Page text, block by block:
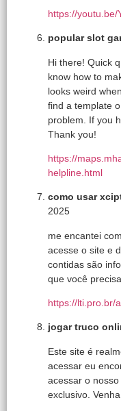
https://youtu.be/
popular slot
Hi there! Quick
know how to
looks weird
find a template
problem. If you
Thank you!
https://
helpline.html
como usar
2025
me encantei
acesse o site e
contidas são
que você
https://lti.pro.br/
jogar truco
Este site é
acessar eu
acessar o
exclusivo.